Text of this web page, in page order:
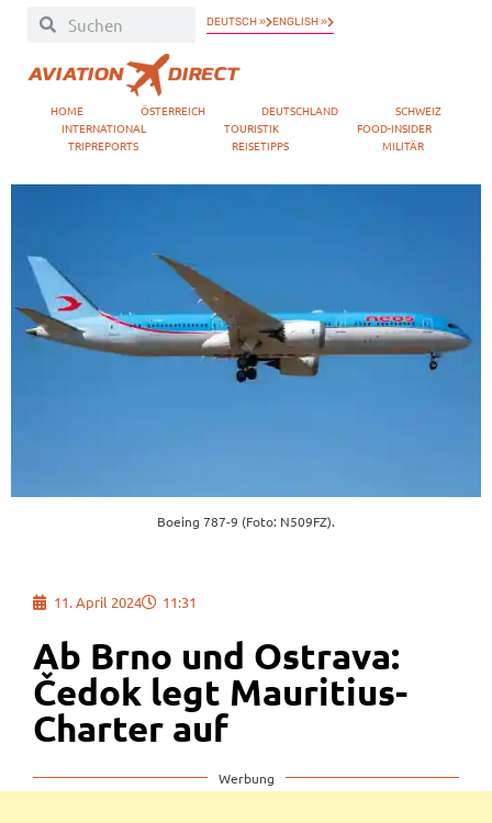
DEUTSCH » ENGLISH »
HOME ÖSTERREICH DEUTSCHLAND
SCHWEIZ
INTERNATIONAL
TOURISTIK
FOOD-INSIDER
TRIPREPORTS
REISETIPPS MILITÄR
Boeing 787-9 (Foto: N509FZ).
11. April 2024 11:31
Ab Brno und Ostrava:
Čedok legt Mauritius-
Charter auf
Werbung